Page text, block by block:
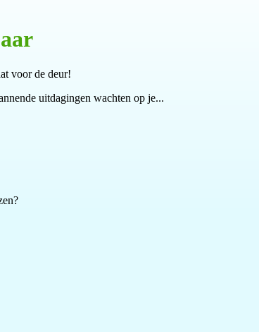
voor de deur!
uitdagingen wachten op je...